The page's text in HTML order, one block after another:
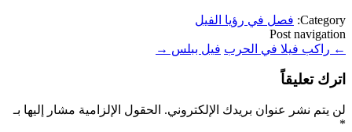
Category: فصل في رؤيا الفيل
Post navigation
← راكب فيلا في الحرب فيل ببلس →
اترك تعليقاً
لن يتم نشر عنوان بريدك الإلكتروني. الحقول الإلزامية مشار إليها بـ
*